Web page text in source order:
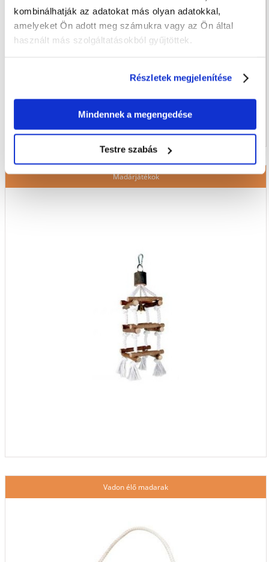
kombinálhatják az adatokat más olyan adatokkal,
amelyeket Ön adott meg számukra vagy az Ön által
használt más szolgáltatásokból gyűjtöttek.
Részletek megjelenítése
Mindennek a megengedése
Testre szabás
Madárjátékok
Vadon élő madarak